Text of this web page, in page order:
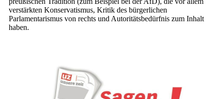
verstärkten Konservatismus, Kritik des bürgerlichen
Parlamentarismus von rechts und Autoritätsbedürfnis zum Inhalt
haben.